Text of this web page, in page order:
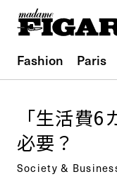
Fashion Paris
「生活費
必要？
Society &